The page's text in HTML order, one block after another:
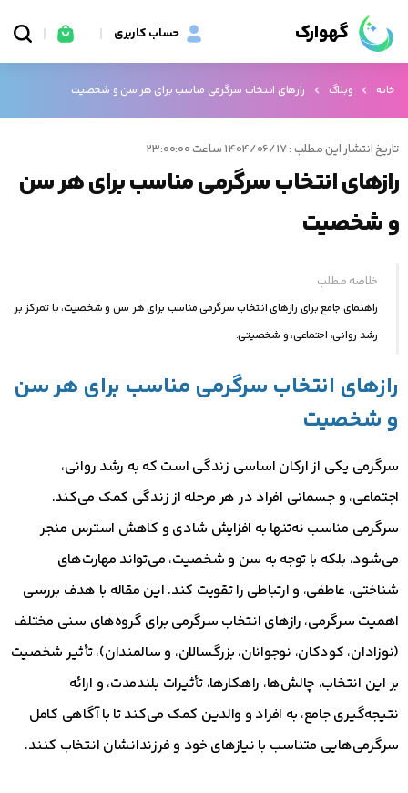
گهوارک حساب کاربری
خانه وبلاگ رازهای انتخاب سرگرمی مناسب برای هر سن و شخصیت
تاریخ انتشار این مطلب : 1404/06/17 ساعت 23:00:00
رازهای انتخاب سرگرمی مناسب برای هر سن
و شخصیت
خلاصه مطلب
راهنمای جامع برای رازهای انتخاب سرگرمی مناسب برای هر سن و شخصیت، با تمرکز بر
رشد روانی، اجتماعی، و شخصیتی.
رازهای انتخاب سرگرمی مناسب برای هر سن
و شخصیت
سرگرمی یکی از ارکان اساسی زندگی است که به رشد روانی،
اجتماعی، و جسمانی افراد در هر مرحله از زندگی کمک می‌کند.
سرگرمی مناسب نه‌تنها به افزایش شادی و کاهش استرس منجر
می‌شود، بلکه با توجه به سن و شخصیت، می‌تواند مهارت‌های
شناختی، عاطفی، و ارتباطی را تقویت کند. این مقاله با هدف بررسی
اهمیت سرگرمی، رازهای انتخاب سرگرمی برای گروه‌های سنی مختلف
(نوزادان، کودکان، نوجوانان، بزرگسالان، و سالمندان)، تأثیر شخصیت
بر این انتخاب، چالش‌ها، راهکارها، تأثیرات بلندمدت، و ارائه
نتیجه‌گیری جامع، به افراد و والدین کمک می‌کند تا با آگاهی کامل
سرگرمی‌هایی متناسب با نیازهای خود و فرزندانشان انتخاب کنند.